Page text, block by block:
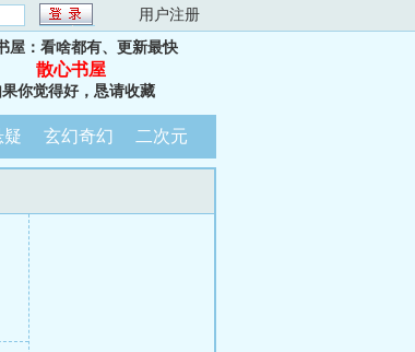
用户注册
屋：看啥都有、更新最快
散心书屋
你觉得好，恳请收藏
疑 玄幻奇幻 二次元